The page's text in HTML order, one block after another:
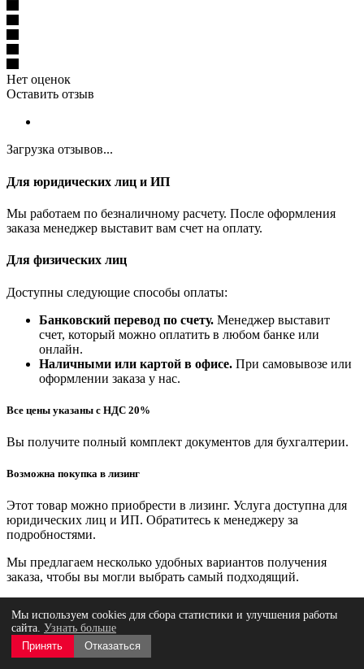
Нет оценок
Оставить отзыв
Загрузка отзывов...
Для юридических лиц и ИП
Мы работаем по безналичному расчету. После оформления
заказа менеджер выставит вам счет на оплату.
Для физических лиц
Доступны следующие способы оплаты:
Банковский перевод по счету. Менеджер выставит
счет, который можно оплатить в любом банке или
онлайн.
Наличными или картой в офисе. При самовывозе или
оформлении заказа у нас.
Все цены указаны с НДС 20%
Вы получите полный комплект документов для бухгалтерии.
Возможна покупка в лизинг
Этот товар можно приобрести в лизинг. Услуга доступна для
юридических лиц и ИП. Обратитесь к менеджеру за
подробностями.
Мы предлагаем несколько удобных вариантов получения
заказа, чтобы вы могли выбрать самый подходящий.
Самовывоз (бесплатно)
Вы можете забрать заказ с одной из наших площадок,
предварительно согласовав время с менеджером.
Мы используем cookies для сбора статистики и улучшения работы
сайта. Узнать больше
Принять
Отказаться